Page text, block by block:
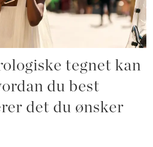
tegnet kan
du best
det du ønsker